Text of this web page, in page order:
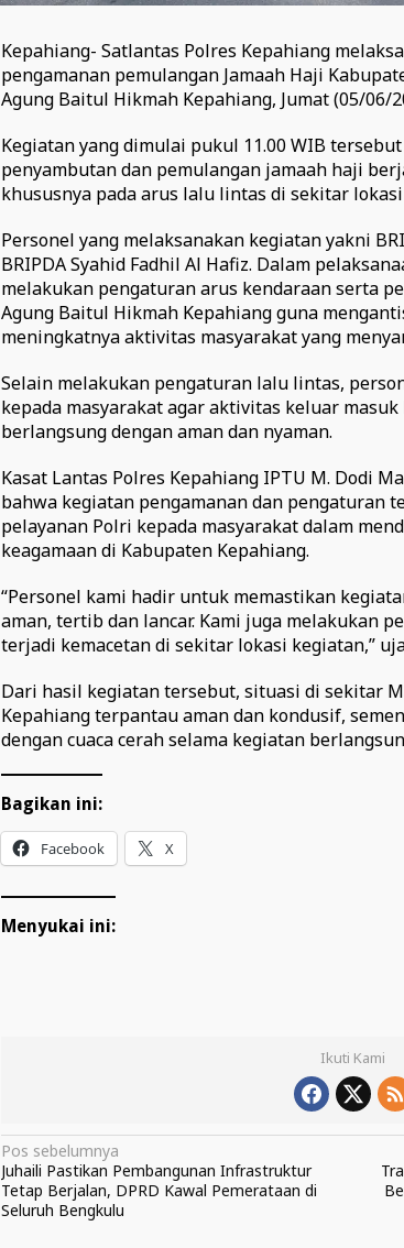
Kepahiang- Satlantas Polres Kepahiang
pengamanan pemulangan Jamaah Haji
Agung Baitul Hikmah Kepahiang, Jumat (05/06/
Kegiatan yang dimulai pukul 11.00 WIB
penyambutan dan pemulangan jamaah haji
khususnya pada arus lalu lintas di sekitar
Personel yang melaksanakan kegiatan yakni
BRIPDA Syahid Fadhil Al Hafiz. Dalam
melakukan pengaturan arus kendaraan serta
Agung Baitul Hikmah Kepahiang guna
meningkatnya aktivitas masyarakat yang
Selain melakukan pengaturan lalu lintas,
kepada masyarakat agar aktivitas keluar
berlangsung dengan aman dan nyaman.
Kasat Lantas Polres Kepahiang IPTU M. Dodi
bahwa kegiatan pengamanan dan pengaturan
pelayanan Polri kepada masyarakat dalam
keagamaan di Kabupaten Kepahiang.
“Personel kami hadir untuk memastikan
aman, tertib dan lancar. Kami juga melakukan
terjadi kemacetan di sekitar lokasi kegiatan,”
Dari hasil kegiatan tersebut, situasi di sekitar
Kepahiang terpantau aman dan kondusif,
dengan cuaca cerah selama kegiatan
Bagikan ini:
Facebook X
Menyukai ini:
Ikuti Kami
Navigasi
pos
Pos sebelumnya
Juhaili Pastikan Pembangunan Infrastruktur
Tetap Berjalan, DPRD Kawal Pemerataan di
Seluruh Bengkulu